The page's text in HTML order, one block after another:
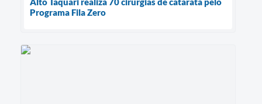
Programa Fila Zero